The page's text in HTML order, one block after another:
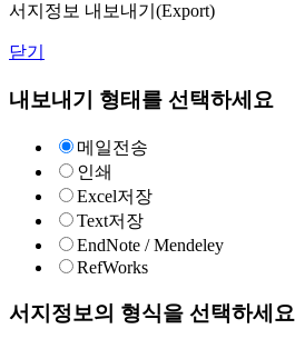
서지정보 내보내기(Export)
닫기
내보내기 형태를 선택하세요
메일전송
인쇄
Excel저장
Text저장
EndNote / Mendeley
RefWorks
서지정보의 형식을 선택하세요